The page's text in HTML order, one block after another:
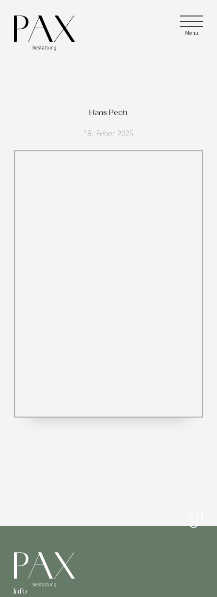
Menu
Menu
Menu
Hans Pech
18. Feber 2025
Info